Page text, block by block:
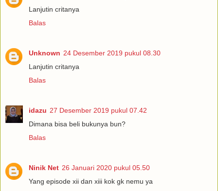
Lanjutin critanya
Balas
Unknown 24 Desember 2019 pukul 08.30
Lanjutin critanya
Balas
idazu 27 Desember 2019 pukul 07.42
Dimana bisa beli bukunya bun?
Balas
Ninik Net 26 Januari 2020 pukul 05.50
Yang episode xii dan xiii kok gk nemu ya